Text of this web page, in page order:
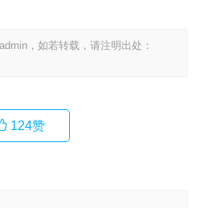
，如若转载，请注明出处：
124赞